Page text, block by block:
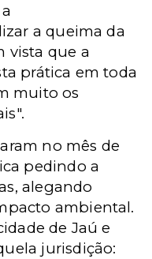
a queima da
vista que a
prática em toda
muito os
no mês de
pedindo a
alegando
ambiental.
de Jaú e
jurisdição: